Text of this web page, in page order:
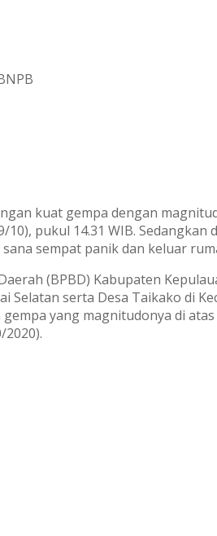
kuat gempa dengan
pukul 14.31 WIB.
sempat panik dan keluar
(BPBD) Kabupaten
serta Desa Taikako di
yang magnitudonya di atas